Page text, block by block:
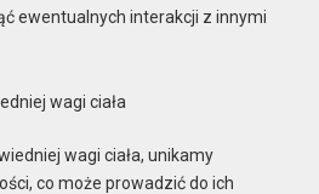
ewentualnych interakcji z innymi
wagi ciała
wagi ciała, unikamy
co może prowadzić do ich